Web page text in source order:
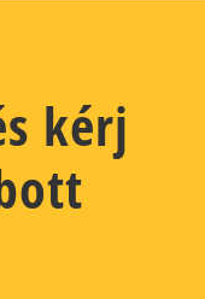
kérj